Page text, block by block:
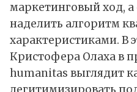
маркетинговый ход,
наделить алгоритм
характеристиками. В
Кристофера Олаха в
humanitas выглядит